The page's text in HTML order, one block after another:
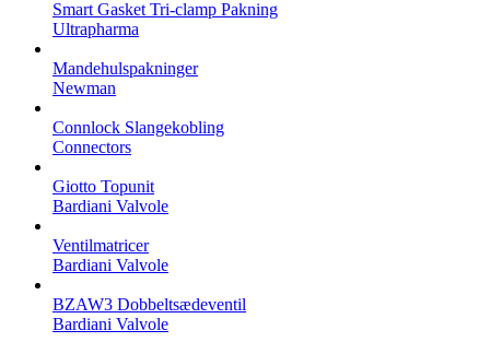
Smart Gasket Tri-clamp Pakning
Ultrapharma
Mandehulspakninger
Newman
Connlock Slangekobling
Connectors
Giotto Topunit
Bardiani Valvole
Ventilmatricer
Bardiani Valvole
BZAW3 Dobbeltsædeventil
Bardiani Valvole